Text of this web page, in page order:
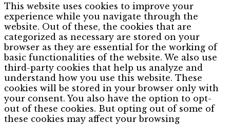
This website uses cookies to improve your
experience while you navigate through the
website. Out of these, the cookies that are
categorized as necessary are stored on your
browser as they are essential for the working of
basic functionalities of the website. We also use
third-party cookies that help us analyze and
understand how you use this website. These
cookies will be stored in your browser only with
your consent. You also have the option to opt-
out of these cookies. But opting out of some of
these cookies may affect your browsing